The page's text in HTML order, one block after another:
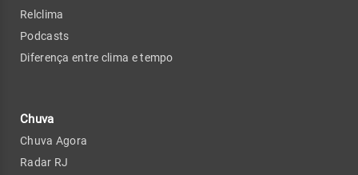
Relclima
Podcasts
Diferença entre clima e tempo
Chuva
Chuva Agora
Radar RJ